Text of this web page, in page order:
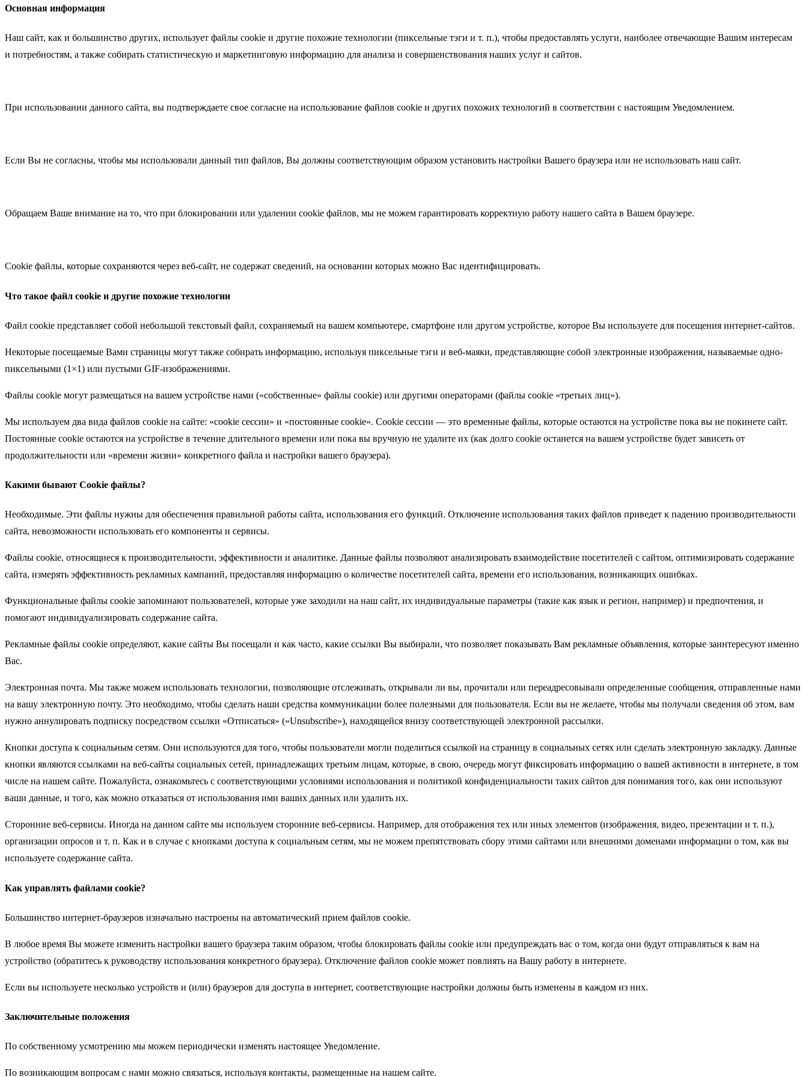
Основная информация
Наш сайт, как и большинство других, использует файлы cookie и другие похожие технологии (пиксельные тэги и т. п.), чтобы предоставлять услуги, наиболее отвечающие Вашим интересам
и потребностям, а также собирать статистическую и маркетинговую информацию для анализа и совершенствования наших услуг и сайтов.
При использовании данного сайта, вы подтверждаете свое согласие на использование файлов cookie и других похожих технологий в соответствии с настоящим Уведомлением.
Если Вы не согласны, чтобы мы использовали данный тип файлов, Вы должны соответствующим образом установить настройки Вашего браузера или не использовать наш сайт.
Обращаем Ваше внимание на то, что при блокировании или удалении cookie файлов, мы не можем гарантировать корректную работу нашего сайта в Вашем браузере.
Cookie файлы, которые сохраняются через веб-сайт, не содержат сведений, на основании которых можно Вас идентифицировать.
Что такое файл cookie и другие похожие технологии
Файл cookie представляет собой небольшой текстовый файл, сохраняемый на вашем компьютере, смартфоне или другом устройстве, которое Вы используете для посещения интернет-сайтов.
Некоторые посещаемые Вами страницы могут также собирать информацию, используя пиксельные тэги и веб-маяки, представляющие собой электронные изображения, называемые одно-
пиксельными (1×1) или пустыми GIF-изображениями.
Файлы cookie могут размещаться на вашем устройстве нами («собственные» файлы cookie) или другими операторами (файлы cookie «третьих лиц»).
Мы используем два вида файлов cookie на сайте: «cookie сессии» и «постоянные cookie». Cookie сессии — это временные файлы, которые остаются на устройстве пока вы не покинете сайт.
Постоянные cookie остаются на устройстве в течение длительного времени или пока вы вручную не удалите их (как долго cookie останется на вашем устройстве будет зависеть от
продолжительности или «времени жизни» конкретного файла и настройки вашего браузера).
Какими бывают Cookie файлы?
Необходимые. Эти файлы нужны для обеспечения правильной работы сайта, использования его функций. Отключение использования таких файлов приведет к падению производительности
сайта, невозможности использовать его компоненты и сервисы.
Файлы cookie, относящиеся к производительности, эффективности и аналитике. Данные файлы позволяют анализировать взаимодействие посетителей с сайтом, оптимизировать содержание
сайта, измерять эффективность рекламных кампаний, предоставляя информацию о количестве посетителей сайта, времени его использования, возникающих ошибках.
Функциональные файлы cookie запоминают пользователей, которые уже заходили на наш сайт, их индивидуальные параметры (такие как язык и регион, например) и предпочтения, и
помогают индивидуализировать содержание сайта.
Рекламные файлы cookie определяют, какие сайты Вы посещали и как часто, какие ссылки Вы выбирали, что позволяет показывать Вам рекламные объявления, которые заинтересуют именно
Вас.
Электронная почта. Мы также можем использовать технологии, позволяющие отслеживать, открывали ли вы, прочитали или переадресовывали определенные сообщения, отправленные нами
на вашу электронную почту. Это необходимо, чтобы сделать наши средства коммуникации более полезными для пользователя. Если вы не желаете, чтобы мы получали сведения об этом, вам
нужно аннулировать подписку посредством ссылки «Отписаться» («Unsubscribe»), находящейся внизу соответствующей электронной рассылки.
Кнопки доступа к социальным сетям. Они используются для того, чтобы пользователи могли поделиться ссылкой на страницу в социальных сетях или сделать электронную закладку. Данные
кнопки являются ссылками на веб-сайты социальных сетей, принадлежащих третьим лицам, которые, в свою, очередь могут фиксировать информацию о вашей активности в интернете, в том
числе на нашем сайте. Пожалуйста, ознакомьтесь с соответствующими условиями использования и политикой конфиденциальности таких сайтов для понимания того, как они используют
ваши данные, и того, как можно отказаться от использования ими ваших данных или удалить их.
Сторонние веб-сервисы. Иногда на данном сайте мы используем сторонние веб-сервисы. Например, для отображения тех или иных элементов (изображения, видео, презентации и т. п.),
организации опросов и т. п. Как и в случае с кнопками доступа к социальным сетям, мы не можем препятствовать сбору этими сайтами или внешними доменами информации о том, как вы
используете содержание сайта.
Как управлять файлами cookie?
Большинство интернет-браузеров изначально настроены на автоматический прием файлов cookie.
В любое время Вы можете изменить настройки вашего браузера таким образом, чтобы блокировать файлы cookie или предупреждать вас о том, когда они будут отправляться к вам на
устройство (обратитесь к руководству использования конкретного браузера). Отключение файлов cookie может повлиять на Вашу работу в интернете.
Если вы используете несколько устройств и (или) браузеров для доступа в интернет, соответствующие настройки должны быть изменены в каждом из них.
Заключительные положения
По собственному усмотрению мы можем периодически изменять настоящее Уведомление.
По возникающим вопросам с нами можно связаться, используя контакты, размещенные на нашем сайте.